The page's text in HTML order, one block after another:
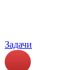
Задачи